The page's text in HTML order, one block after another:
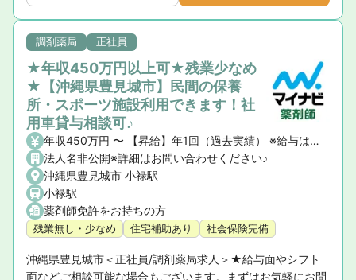
調剤薬局 正社員
★年収450万円以上可★残業少なめ
★【沖縄県豊見城市】民間の保養
所・スポーツ施設利用できます！社
用車貸与相談可♪
年収450万円 〜 【昇給】年1回（過去実績） ※給与は、経験・能力・業績により変動があります
法人名非公開※詳細はお問い合わせください♪
沖縄県豊見城市 小禄駅
小禄駅
薬剤師免許をお持ちの方
残業無し・少なめ 住宅補助あり 社会保険完備
沖縄県豊見城市＜正社員/調剤薬局求人＞★給与面やシフト
面などご相談可能な場合もございます。まずはお気軽にお問